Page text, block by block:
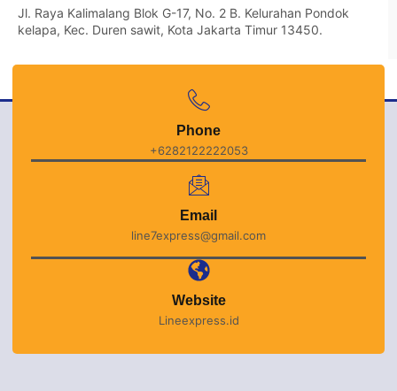
Jl. Raya Kalimalang Blok G-17, No. 2 B. Kelurahan Pondok
kelapa, Kec. Duren sawit, Kota Jakarta Timur 13450.
Phone
+6282122222053
Email
line7express@gmail.com
Website
Lineexpress.id